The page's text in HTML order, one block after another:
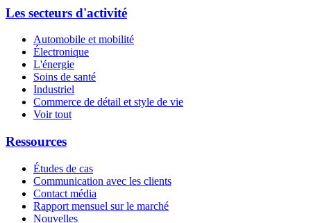
Les secteurs d'activité
Automobile et mobilité
Électronique
L'énergie
Soins de santé
Industriel
Commerce de détail et style de vie
Voir tout
Ressources
Études de cas
Communication avec les clients
Contact média
Rapport mensuel sur le marché
Nouvelles